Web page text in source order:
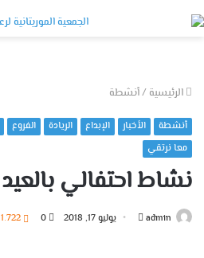
الرئيسية /أنشطة
أنشطة الأخبار الإبداع الريادة الفروع
معا نرتقي
نشاط احتفالي بالعيد
admin
أرسل يوليو 17, 2018 0 1٬722